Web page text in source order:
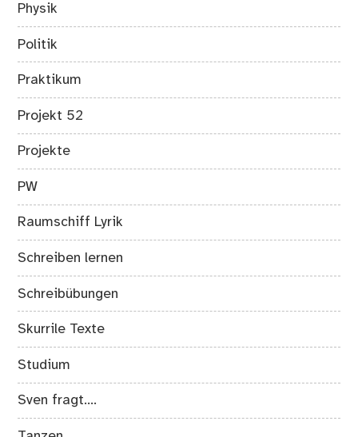
Physik
Politik
Praktikum
Projekt 52
Projekte
PW
Raumschiff Lyrik
Schreiben lernen
Schreibübungen
Skurrile Texte
Studium
Sven fragt….